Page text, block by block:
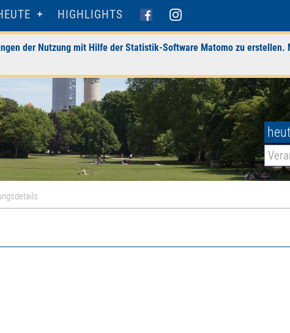
HIGHLIGHTS
der Nutzung mit Hilfe der Statistik-Software Matomo zu